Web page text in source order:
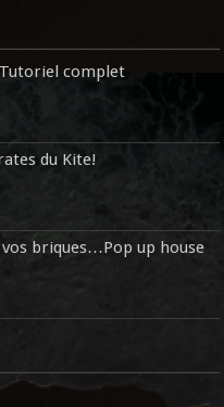
complet
du Kite!
briques…Pop up house